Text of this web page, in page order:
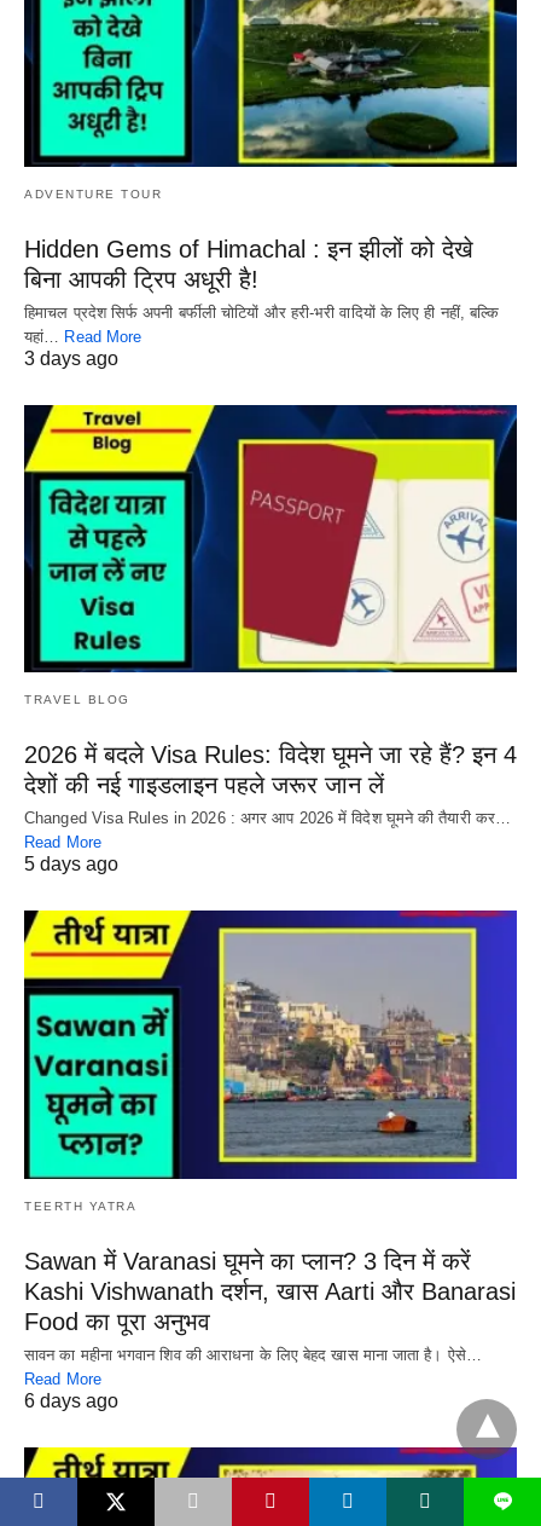
ADVENTURE TOUR
Hidden Gems of Himachal : इन झीलों को देखे
बिना आपकी ट्रिप अधूरी है!
हिमाचल प्रदेश सिर्फ अपनी बर्फीली चोटियों और हरी-भरी वादियों के लिए ही नहीं, बल्कि
यहां…
Read More
3 days ago
TRAVEL BLOG
2026 में बदले Visa Rules: विदेश घूमने जा रहे हैं? इन 4
देशों की नई गाइडलाइन पहले जरूर जान लें
Changed Visa Rules in 2026 : अगर आप 2026 में विदेश घूमने की तैयारी कर…
Read More
5 days ago
TEERTH YATRA
Sawan में Varanasi घूमने का प्लान? 3 दिन में करें
Kashi Vishwanath दर्शन, खास Aarti और Banarasi
Food का पूरा अनुभव
सावन का महीना भगवान शिव की आराधना के लिए बेहद खास माना जाता है। ऐसे…
Read More
6 days ago
L